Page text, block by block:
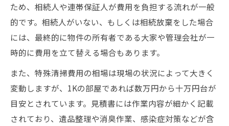
ため、相続人や連帯保証人が費用を負担する流れが一般
的です。相続人がいない、もしくは相続放棄をした場合
には、最終的に物件の所有者である大家や管理会社が一
時的に費用を立て替える場合もあります。
また、特殊清掃費用の相場は現場の状況によって大きく
変動しますが、1Kの部屋であれば数万円から十万円台が
目安とされています。見積書には作業内容が細かく記載
されており、遺品整理や消臭作業、感染症対策などが含